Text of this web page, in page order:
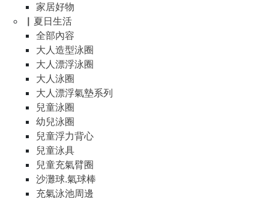
家居好物
▏夏日生活
全部內容
大人造型泳圈
大人漂浮泳圈
大人泳圈
大人漂浮氣墊系列
兒童泳圈
幼兒泳圈
兒童浮力背心
兒童泳具
兒童充氣臂圈
沙灘球.氣球棒
充氣泳池周邊